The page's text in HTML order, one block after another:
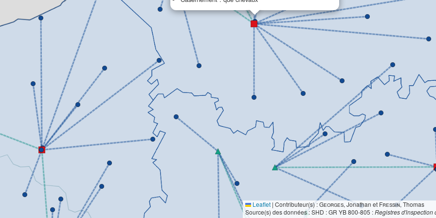
Leaflet | Contributeur(s) :Georges, Jonathan et Fressin, Thomas
Source(s) des données : SHD : GR YB 800-805 :Registres d'inspection